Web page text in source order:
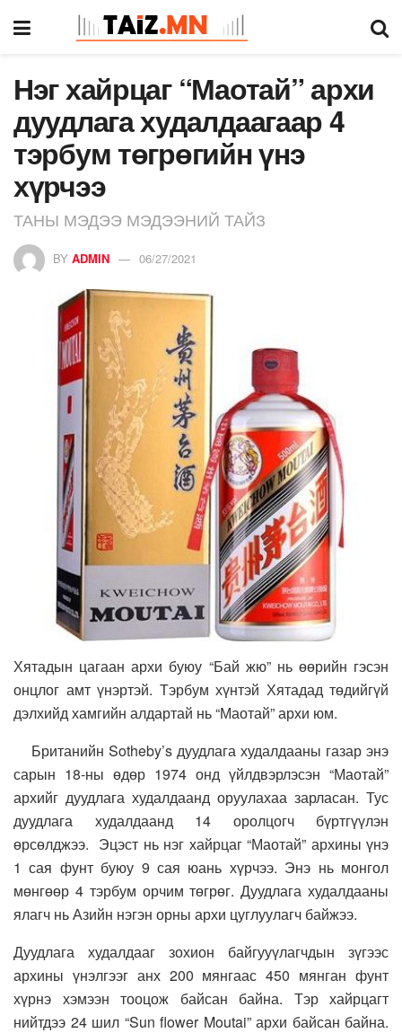
Нэг хайрцаг “Маотай” архи
дуудлага худалдаагаар 4
тэрбум төгрөгийн үнэ
хүрчээ
ТАНЫ МЭДЭЭ МЭДЭЭНИЙ ТАЙЗ
BY ADMIN 06/27/2021
Хятадын цагаан архи буюу “Бай жю” нь өөрийн гэсэн
онцлог амт үнэртэй. Тэрбум хүнтэй Хятадад төдийгүй
дэлхийд хамгийн алдартай нь “Маотай” архи юм.
Британийн Sotheby’s дуудлага худалдааны газар энэ
сарын 18-ны өдөр 1974 онд үйлдвэрлэсэн “Маотай”
архийг дуудлага худалдаанд оруулахаа зарласан. Тус
дуудлага худалдаанд 14 оролцогч бүртгүүлэн
өрсөлджээ. Эцэст нь нэг хайрцаг “Маотай” архины үнэ
1 сая фунт буюу 9 сая юань хүрчээ. Энэ нь монгол
мөнгөөр 4 тэрбум орчим төгрөг. Дуудлага худалдааны
ялагч нь Азийн нэгэн орны архи цуглуулагч байжээ.
Дуудлага худалдааг зохион байгууүлагчдын зүгээс
архины үнэлгээг анх 200 мянгаас 450 мянган фунт
хүрнэ хэмээн тооцож байсан байна. Тэр хайрцагт
нийтдээ 24 шил “Sun flower Moutai” архи байсан байна.